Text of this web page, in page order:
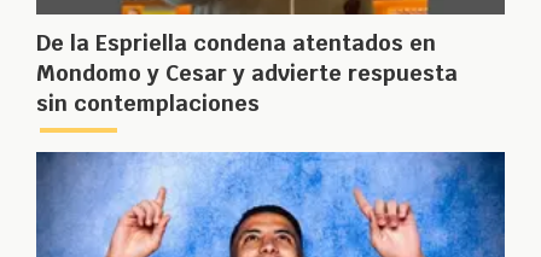
De la Espriella condena atentados en
Mondomo y Cesar y advierte respuesta
sin contemplaciones